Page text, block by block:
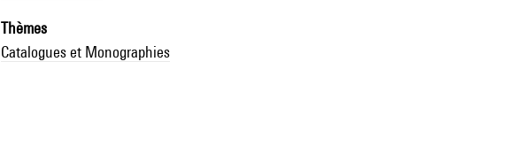
Thèmes
Catalogues et Monographies